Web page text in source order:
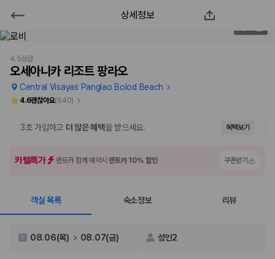
오세아니카 리조트 팡라오
2000만 이용고객이 선택한 제주 렌트카 가격비교 플랫폼
제주렌트카 가격비교는 카모아에서 한 번에
제주도 렌트카는 업체마다 차량 가격, 보험 조건, 면책금, 보상 한도, 인수
장소, 취소 규정이 다릅니다. 카모아는 여러 제주 렌트카 업체의 조건을 한
상세정보
4.5성급
오세아니카 리조트 팡라오
Central Visayas Panglao Bolod Beach
4.6괜찮아요(640)
3초 가입하고 더 많은 혜택을 받으세요. 혜택보기
카텔특가 렌트카 함께 예약시렌트카 10% 할인 쿠폰받기
객실 목록 숙소정보 리뷰
08.06(목) 08.07(금) 성인2